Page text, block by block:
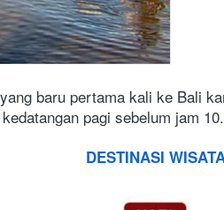
baru pertama kali ke Bali
pagi sebelum jam
DESTINASI